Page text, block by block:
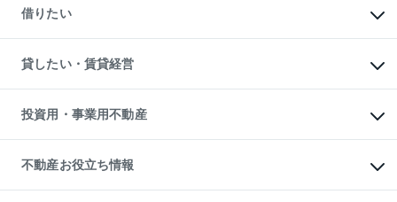
中古一戸建ての購入
不動産購入の流れ
注目キーワード物件特集
購入ガイド
English 繁体中文簡体中文
一戸建ての売却・査定
土地の売却・査定
スピードAI査定
不動産査定について
不動産売却の流れ
不動産買換えの流れ
売却ガイド
借りたい
オフィス・店舗の賃貸
借りるときの流れ
借りるガイド
貸したい・賃貸経営
マンション賃料データ
賃貸管理プラン
リロケーションについて
貸すガイド
投資用・事業用不動産
事業用不動産
マンション投資
投資用マンション
不動産お役立ち情報